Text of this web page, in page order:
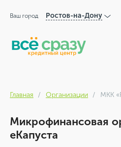
Ваш город Ростов-на-Дону
Главная Организации МКК
Микрофинансовая
еКапуста